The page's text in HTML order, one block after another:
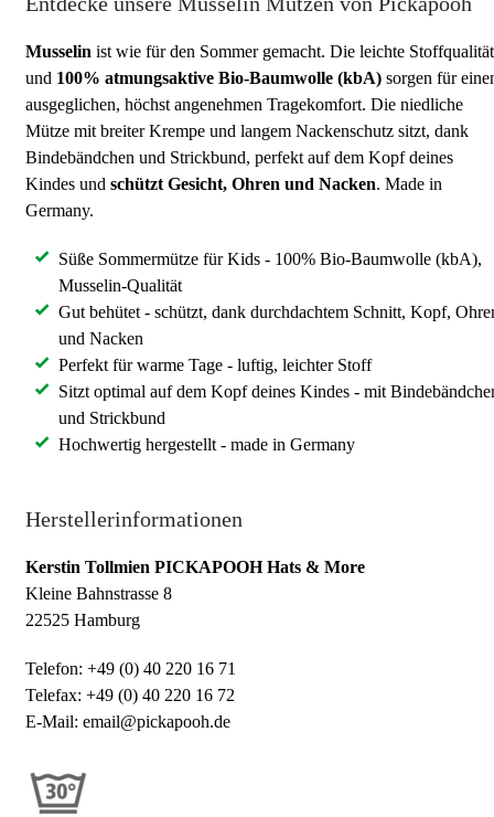
Musselin ist wie für den Sommer gemacht. Die leichte Stoffqualität
und 100% atmungsaktive Bio-Baumwolle (kbA) sorgen für
ausgeglichen, höchst angenehmen Tragekomfort. Die niedliche
Mütze mit breiter Krempe und langem Nackenschutz sitzt, dank
Bindebändchen und Strickbund, perfekt auf dem Kopf deines
Kindes und schützt Gesicht, Ohren und Nacken. Made in
Germany.
Süße Sommermütze für Kids - 100% Bio-Baumwolle (kbA),
Musselin-Qualität
Gut behütet - schützt, dank durchdachtem Schnitt, Kopf,
und Nacken
Perfekt für warme Tage - luftig, leichter Stoff
Sitzt optimal auf dem Kopf deines Kindes - mit
und Strickbund
Hochwertig hergestellt - made in Germany
Herstellerinformationen
Kerstin Tollmien PICKAPOOH Hats & More
Kleine Bahnstrasse 8
22525 Hamburg
Telefon: +49 (0) 40 220 16 71
Telefax: +49 (0) 40 220 16 72
E-Mail: email@pickapooh.de